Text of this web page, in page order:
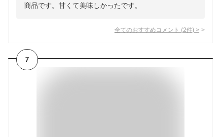
商品です。甘くて美味しかったです。
全てのおすすめコメント (2件) >
7